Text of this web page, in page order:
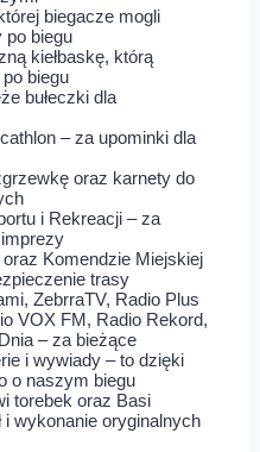
biegacze mogli
po biegu
kiełbaskę, którą
biegu
bułeczki dla
– za upominki dla
oraz karnety do
i Rekreacji – za
Komendzie Miejskiej
trasy
ZebrraTV, Radio Plus
VOX FM, Radio Rekord,
– za bieżące
i wywiady – to dzięki
o naszym biegu
torebek oraz Basi
wykonanie oryginalnych